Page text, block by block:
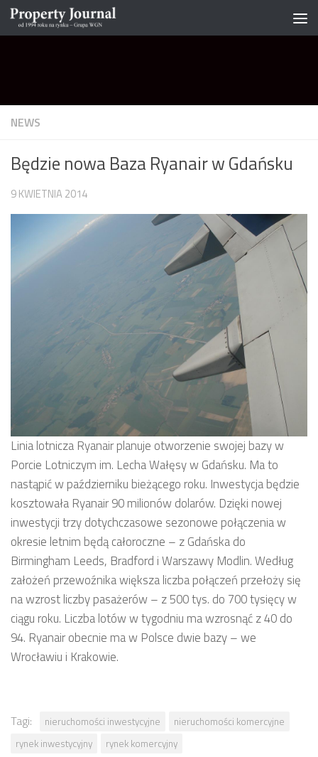
Skip to content
NEWS
Będzie nowa Baza Ryanair w Gdańsku
9 KWIETNIA 2014
Linia lotnicza Ryanair planuje otworzenie swojej bazy w
Porcie Lotniczym im. Lecha Wałęsy w Gdańsku. Ma to
nastąpić w październiku bieżącego roku. Inwestycja będzie
kosztowała Ryanair 90 milionów dolarów. Dzięki nowej
inwestycji trzy dotychczasowe sezonowe połączenia w
okresie letnim będą całoroczne – z Gdańska do
Birmingham Leeds, Bradford i Warszawy Modlin. Według
założeń przewoźnika większa liczba połączeń przełoży się
na wzrost liczby pasażerów – z 500 tys. do 700 tysięcy w
ciągu roku. Liczba lotów w tygodniu ma wzrosnąć z 40 do
94. Ryanair obecnie ma w Polsce dwie bazy – we
Wrocławiu i Krakowie.
Tagi: nieruchomości inwestycyjne
nieruchomości komercyjne
rynek inwestycyjny
rynek komercyjny